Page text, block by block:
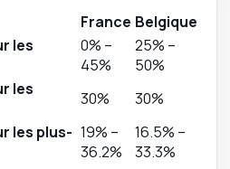
France Belgique
les
0% –
45%
25% –
50%
les
30%
30%
les plus- 19% –
36.2%
16.5% –
33.3%